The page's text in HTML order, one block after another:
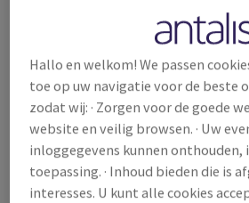
Hallo en welkom! We passen
toe op uw navigatie voor de beste
zodat wij: · Zorgen voor de goede
website en veilig browsen. · Uw
inloggegevens kunnen onthouden,
toepassing. · Inhoud bieden die is
interesses. U kunt alle cookies